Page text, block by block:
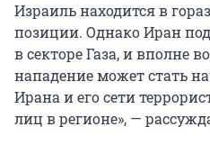
Израиль находится в
позиции. Однако Иран
в секторе Газа, и вполне
нападение может стать
Ирана и его сети
лиц в регионе», —